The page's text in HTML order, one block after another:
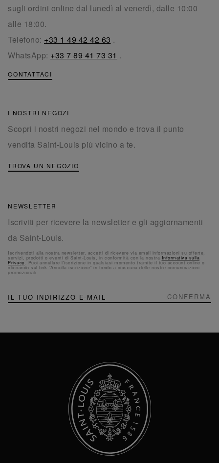
sugli ordini online dal lunedì al venerdì, dalle 10:00
alle 18:00.
Telefono: +33 1 49 42 42 63 .
WhatsApp: +33 7 89 41 73 31 .
CONTATTACI
I NOSTRI NEGOZI
Scopri i nostri negozi nel mondo e trova il punto
vendita Saint-Louis più vicino a te.
TROVA UN NEGOZIO
NEWSLETTER
Iscriviti per ricevere la newsletter e gli aggiornamenti
da Saint-Louis.
Iscrivendoti alla nostra newsletter, accetti di ricevere via email informazioni su offerte,
servizi, prodotti o eventi di Saint-Louis, in conformità con la nostra Informativa sulla
Privacy . Puoi annullare l'iscrizione in qualsiasi momento tramite il tuo account online o
cliccando sul link "Annulla iscrizione" in fondo a ciascuna delle nostre comunicazioni
promozionali.
NEWSLETTER
Iscriviti
alla
CONFERMA